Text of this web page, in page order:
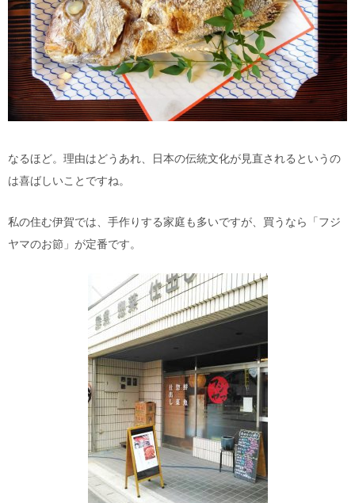
なるほど。理由はどうあれ、日本の伝統文化が見直されるというの
は喜ばしいことですね。
私の住む伊賀では、手作りする家庭も多いですが、買うなら「フジ
ヤマのお節」が定番です。